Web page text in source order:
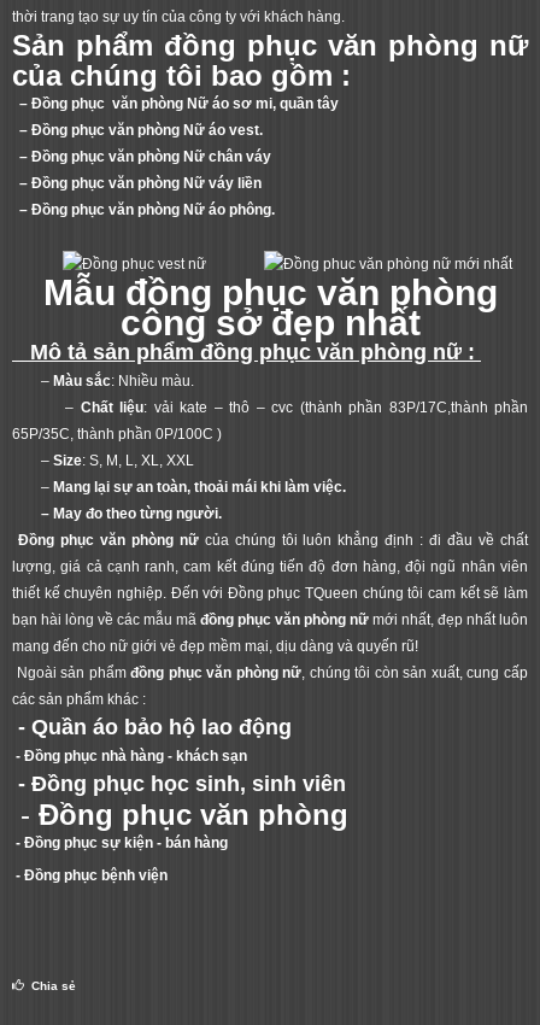
thời trang tạo sự uy tín của công ty với khách hàng.
Sản phẩm đồng phục văn phòng nữ
của chúng tôi bao gồm :
– Đồng phục văn phòng Nữ áo sơ mi, quần tây
– Đồng phục văn phòng Nữ áo vest.
– Đồng phục văn phòng Nữ chân váy
– Đồng phục văn phòng Nữ váy liền
– Đồng phục văn phòng Nữ áo phông.
Mẫu đồng phục văn phòng
công sở đẹp nhất
Mô tả sản phẩm đồng phục văn phòng nữ :
– Màu sắc: Nhiều màu.
– Chất liệu: vải kate – thô – cvc (thành phần 83P/17C,thành phần
65P/35C, thành phần 0P/100C )
– Size: S, M, L, XL, XXL
– Mang lại sự an toàn, thoải mái khi làm việc.
– May đo theo từng người.
Đồng phục văn phòng nữcủa chúng tôi luôn khẳng định : đi đầu về chất
lượng, giá cả cạnh ranh, cam kết đúng tiến độ đơn hàng, đội ngũ nhân viên
thiết kế chuyên nghiệp. Đến với Đồng phục TQueen chúng tôi cam kết sẽ làm
bạn hài lòng về các mẫu mã đồng phục văn phòng nữ mới nhất, đẹp nhất luôn
mang đến cho nữ giới vẻ đẹp mềm mại, dịu dàng và quyến rũ!
Ngoài sản phẩmđồng phục văn phòng nữ, chúng tôi còn sản xuất, cung cấp
các sản phẩm khác :
- Quần áo bảo hộ lao động
- Đồng phục nhà hàng - khách sạn
- Đồng phục học sinh, sinh viên
- Đồng phục văn phòng
- Đồng phục sự kiện - bán hàng
- Đồng phục bệnh viện
Chia sẻ